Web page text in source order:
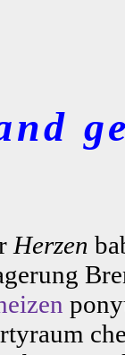
Herzen